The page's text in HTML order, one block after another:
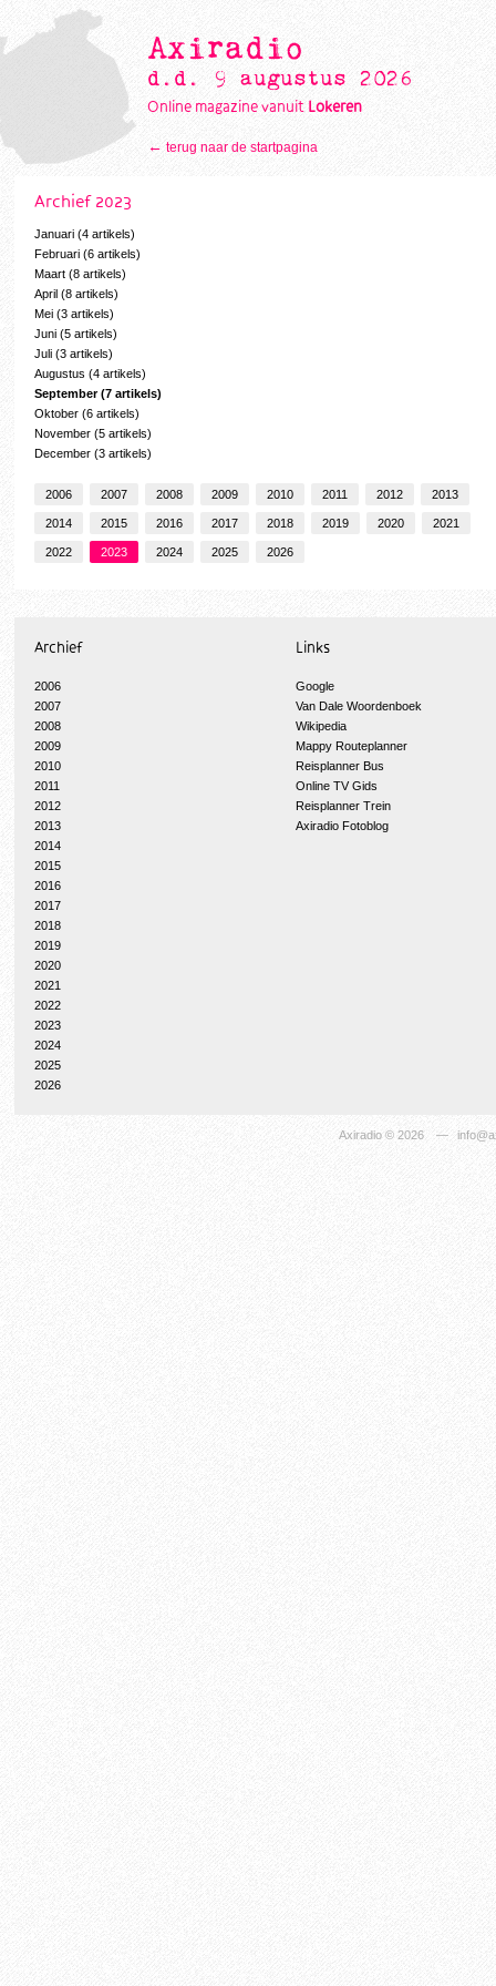
Axiradio
d.d. 9 augustus 2026
Online magazine vanuit Lokeren
← terug naar de startpagina
Archief 2023
Januari (4 artikels)
Februari (6 artikels)
Maart (8 artikels)
April (8 artikels)
Mei (3 artikels)
Juni (5 artikels)
Juli (3 artikels)
Augustus (4 artikels)
September (7 artikels)
Oktober (6 artikels)
November (5 artikels)
December (3 artikels)
2006 2007 2008 2009 2010 2011 2012 2013
2014 2015 2016 2017 2018 2019 2020 2021
2022 2023 2024 2025 2026
Archief
2006
2007
2008
2009
2010
2011
2012
2013
2014
2015
2016
2017
2018
2019
2020
2021
2022
2023
2024
2025
2026
Links
Google
Van Dale Woordenboek
Wikipedia
Mappy Routeplanner
Reisplanner Bus
Online TV Gids
Reisplanner Trein
Axiradio Fotoblog
Axiradio© 2026 —